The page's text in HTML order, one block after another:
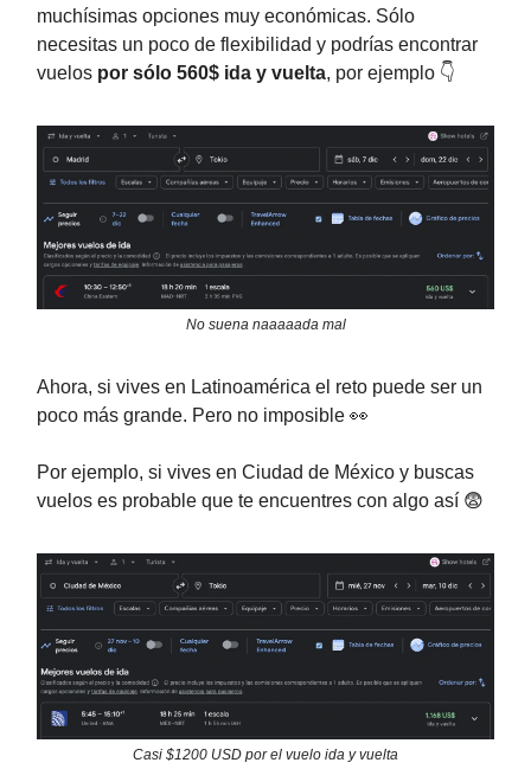
muchísimas opciones muy económicas. Sólo
necesitas un poco de flexibilidad y podrías encontrar
vuelos por sólo 560$ ida y vuelta, por ejemplo 👇️
No suena naaaaada mal
Ahora, si vives en Latinoamérica el reto puede ser un
poco más grande. Pero no imposible 👀
Por ejemplo, si vives en Ciudad de México y buscas
vuelos es probable que te encuentres con algo así 😨
Casi $1200 USD por el vuelo ida y vuelta